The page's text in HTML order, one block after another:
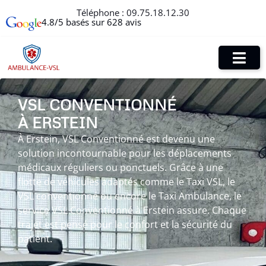
Téléphone : 09.75.18.12.30
4.8/5 basés sur 628 avis
VSL CONVENTIONNÉ
À ERSTEIN
À Erstein, VSL Conventionné est devenu une
solution incontournable pour les déplacements
médicaux réguliers ou ponctuels. Grâce à une
flotte de véhicules adaptés comme le Taxi VSL, le
VSL conventionné ou encore le Taxi Ambulance, le
service VSL Conventionné à Erstein assure. Chaque
trajet est pensé pour le confort et la sécurité du
patient.